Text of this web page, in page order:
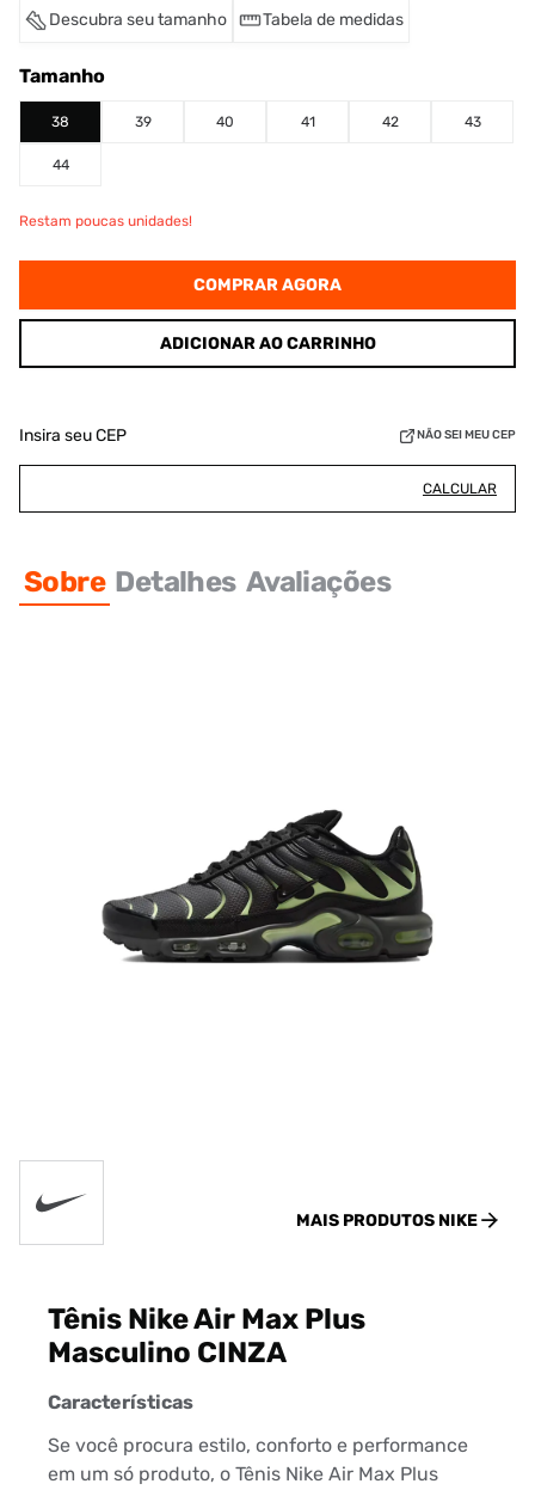
Descubra seu tamanho Tabela de medidas
Tamanho
38 39 40 41 42 43
44
Restam poucas unidades!
COMPRAR AGORA
ADICIONAR AO CARRINHO
Insira seu CEP NÃO SEI MEU CEP
CALCULAR
Sobre Detalhes Avaliações
MAIS PRODUTOS NIKE
Tênis Nike Air Max Plus
Masculino CINZA
Características
Se você procura estilo, conforto e performance
em um só produto, o Tênis Nike Air Max Plus